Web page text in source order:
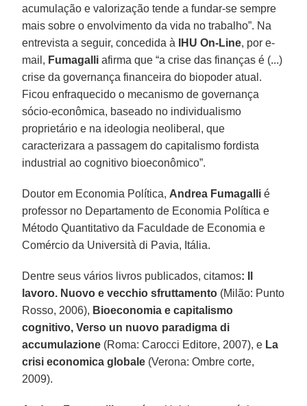
acumulação e valorização tende a fundar-se sempre
mais sobre o envolvimento da vida no trabalho”. Na
entrevista a seguir, concedida à
IHU On-Line, por e-
mail, Fumagalli afirma que “a crise das finanças é (...)
crise da governança financeira do biopoder atual.
Ficou enfraquecido o mecanismo de governança
sócio-econômica, baseado no individualismo
proprietário e na ideologia neoliberal, que
caracterizara a passagem do capitalismo fordista
industrial ao cognitivo bioeconômico”.
Doutor em Economia Política, Andrea Fumagalli é
professor no Departamento de Economia Política e
Método Quantitativo da Faculdade de Economia e
Comércio da Università di Pavia, Itália.
Dentre seus vários livros publicados, citamos: Il
lavoro. Nuovo e vecchio sfruttamento (Milão: Punto
Rosso, 2006), Bioeconomia e capitalismo
cognitivo, Verso un nuovo paradigma di
accumulazione (Roma: Carocci Editore, 2007), e La
crisi economica globale (Verona: Ombre corte,
2009).